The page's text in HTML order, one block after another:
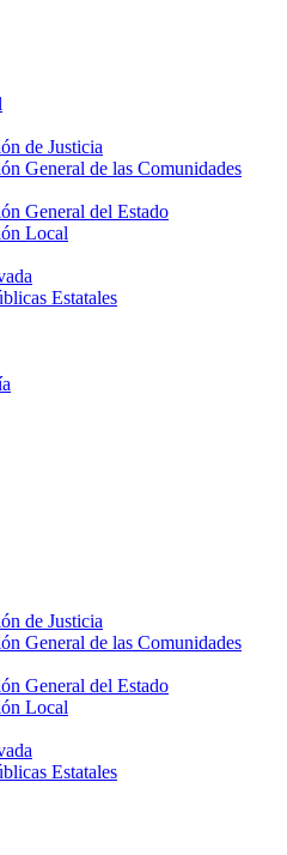
de Justicia
General de las Comunidades
General del Estado
Local
Estatales
de Justicia
General de las Comunidades
General del Estado
Local
Estatales